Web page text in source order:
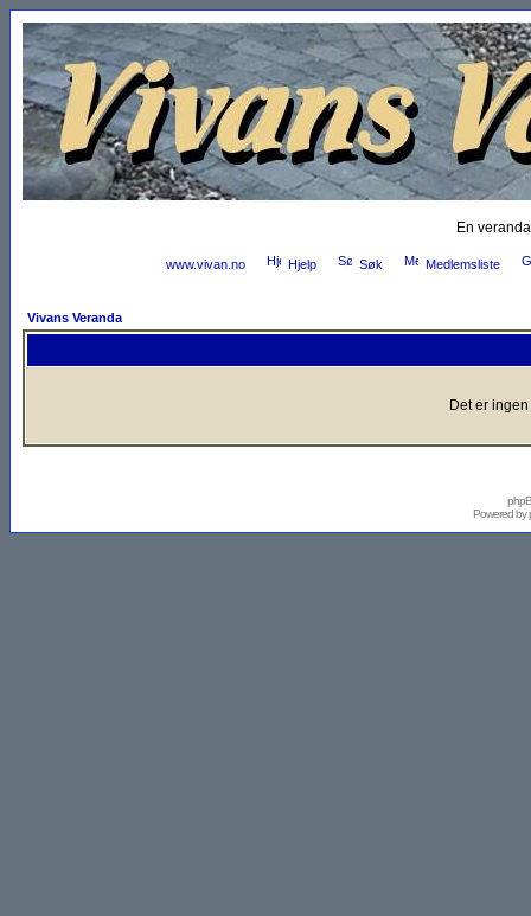
En
www.vivan.no Hjelp Søk Medlemsliste
Vivans Veranda
Det er
Powered by